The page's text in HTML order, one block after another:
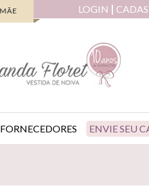
LOGIN
FORNECEDORES ENVIE SEU